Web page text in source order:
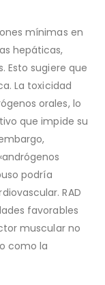
mínimas en
hepáticas,
Esto sugiere que
La toxicidad
orales, lo
que impide su
podría
RAD
favorables
muscular no
como la